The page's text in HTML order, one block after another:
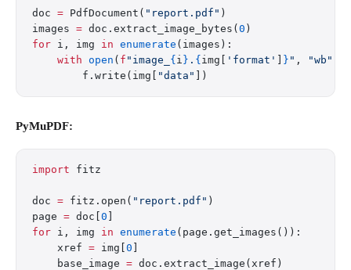
doc = PdfDocument( "report.pdf" )
images = doc.extract_image_bytes( 0 )
for i, img in enumerate (images):
    with
open ( f "image_ { i } . { img[ 'format' } " , "wb"
        f.write(img[
"data" ])
PyMuPDF:
import fitz
doc = fitz.open( "report.pdf" )
page = doc[ 0
for i, img in enumerate (page.get_images()):
    xref
= img[ 0
    base_image
= doc.extract_image(xref)